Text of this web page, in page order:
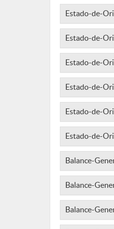
Estado-de-
Estado-de-
Estado-de-
Estado-de-
Estado-de-
Estado-de-
Balance-
Balance-
Balance-